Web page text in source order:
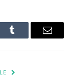
Tumblr Email